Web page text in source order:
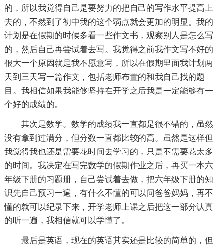
的，所以我觉得自己是要努力的把自己的写作水平提高上
去的，不然到了初中我的这个弱点就会更加的明显。我的
计划是在假期的时候多看一些作文书，观察别人是怎么写
的，然后自己再尝试着去写。我觉得之前我作文写不好的
很大一个原因就是我不愿意写，所以在假期里面我计划两
天到三天写一篇作文，包括老师布置的和我自己找的题
目。我相信如果我能够坚持在开学之后我是一定能够有一
个好的成绩的。
其次是数学。数学的成绩我一直都是很不错的，虽然
没有拿到过满分，但分数一直都比较的高。虽然是这样但
我觉得我也还是需要花时间去学习的，只是不需要花太多
的时间。我决定在写完数学的假期作业之后，再买一本六
年级下册的习题册，自己尝试着去做，把六年级下册的知
识先自己预习一遍，有什么不懂的可以问爸爸妈妈，再不
懂的就可以纪录下来，开学老师上课之后把这一部分认真
的听一遍，我相信就可以学懂了。
最后是英语，现在的英语其实还是比较的简单的，但